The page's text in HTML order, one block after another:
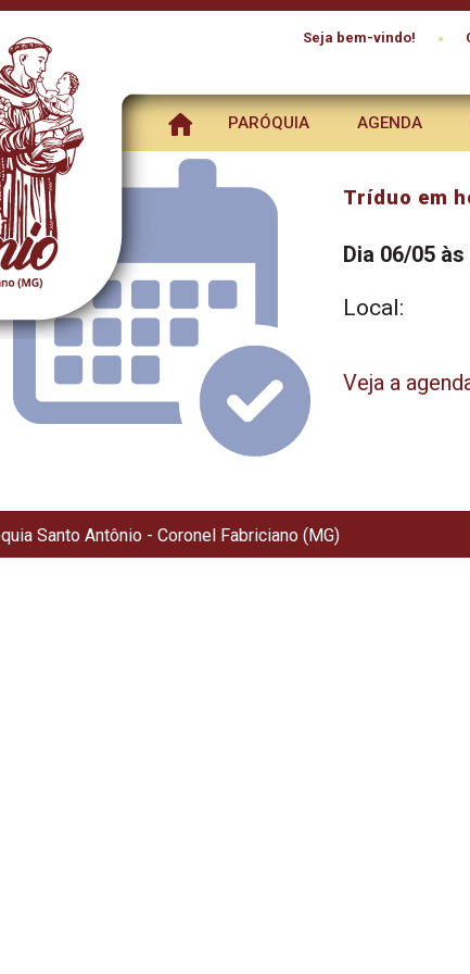
Seja bem-vindo! •
PARÓQUIA AGENDA
Tríduo em
Dia 06/05
Local:
Veja a
Santo Antônio - Coronel Fabriciano (MG)